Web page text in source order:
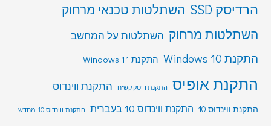
הרדיסק SSD
השתלטות טכנאי מרחוק
השתלטות מרחוק השתלטות על המחשב
התקנת Windows 10 התקנת Windows 11
התקנת אופיס התקנת דיסק קשיח התקנת ווינדוס
התקנת ווינדוס 10 התקנת ווינדוס 10 בעברית התקנת ווינדוס 10 מחדש